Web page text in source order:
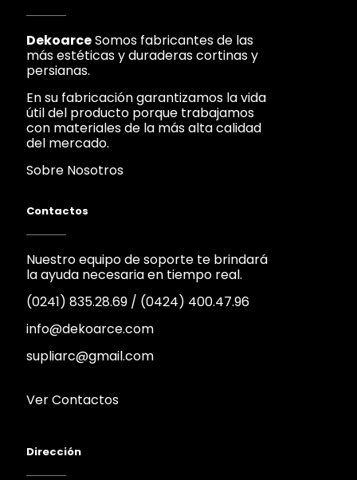
DekoarceSomos fabricantes de las
más estéticas y duraderas cortinas y
persianas.
En su fabricación garantizamos la vida
útil del producto porque trabajamos
con materiales de la más alta calidad
del mercado.
Sobre Nosotros
Contactos
Nuestro equipo de soporte te brindará
la ayuda necesaria en tiempo real.
(0241) 835.28.69 / (0424) 400.47.96
info@dekoarce.com
supliarc@gmail.com
Ver Contactos
Dirección